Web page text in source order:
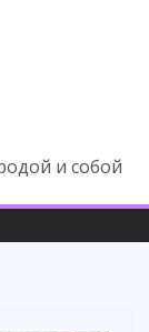
и собой